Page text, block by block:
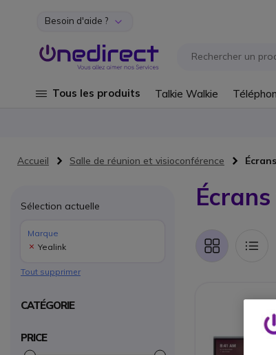
Aller au contenu
Besoin d'aide ?
Tous les produits Talkie Walkie
Accueil Salle de réunion et visioconférence
Grille Liste
Sélection actuelle
Marque
Yealink
Tout supprimer
CATÉGORIE
PRICE